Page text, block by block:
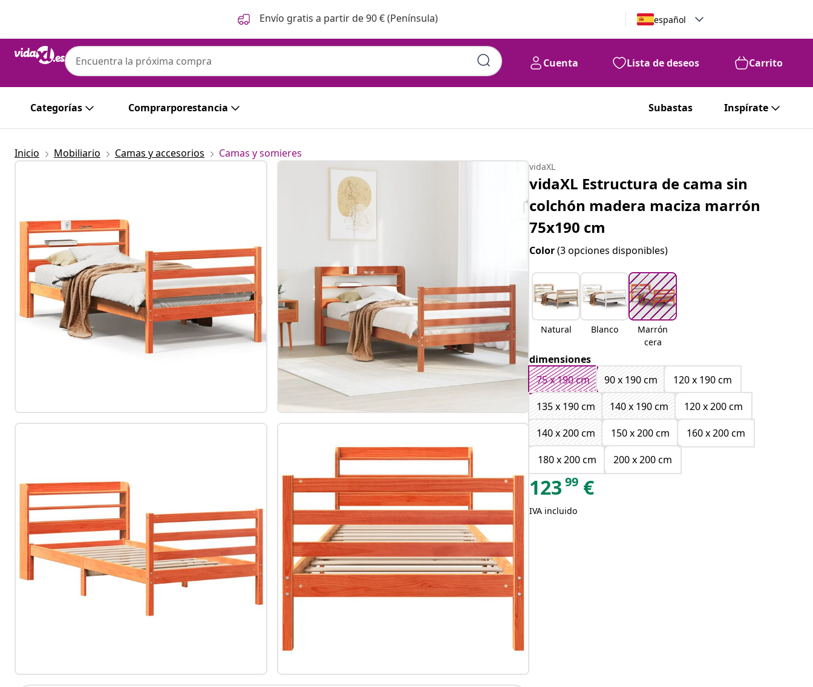
Envío gratis a partir de 90 € (Península) español
Cuenta Lista de deseos Carrito
Categorías Comprarporestancia Subastas Inspírate
vidaXL
vidaXL Estructura de cama sin colchón madera maciza marrón 75x190
cm
99 €
Inicio Mobiliario Camas y accesorios Camas y somieres
vidaXL
vidaXL Estructura de cama sin
colchón madera maciza marrón
75x190 cm
Color(3 opciones disponibles)
Natural Blanco
Marrón
cera
dimensiones
75 x 190 cm
90 x 190 cm
120 x 190 cm
135 x 190 cm
140 x 190 cm
120 x 200 cm
140 x 200 cm
150 x 200 cm
160 x 200 cm
180 x 200 cm
200 x 200 cm
123 99 €
IVA incluido